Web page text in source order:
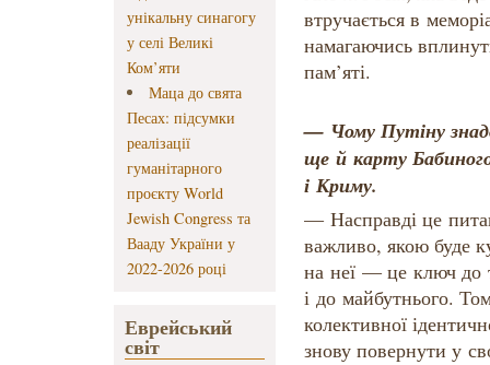
унікальну синагогу
у селі Великі
Ком’яти
Маца до свята
Песах: підсумки
реалізації
гуманітарного
проєкту World
Jewish Congress та
Вааду України у
2022-2026 році
Еврейський
світ
втручається в
намагаючись
пам’яті.
— Чому Путіну
ще й карту
і Криму.
— Насправді це
важливо, якою буде
на неї — це ключ до
і до майбутнього.
колективної
знову повернути у